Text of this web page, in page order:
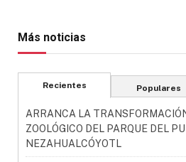
Más noticias
Recientes Populares
ARRANCA LA
ZOOLÓGICO DEL PARQUE DEL
NEZAHUALCÓYOTL